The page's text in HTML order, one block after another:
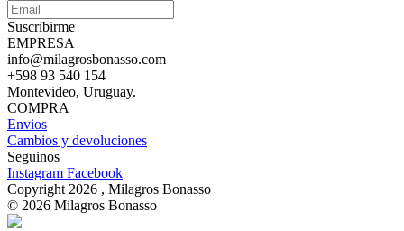
Suscribirme
EMPRESA
info@milagrosbonasso.com
+598 93 540 154
Montevideo, Uruguay.
COMPRA
Envios
Cambios y devoluciones
Seguinos
Instagram Facebook
Copyright 2026 , Milagros Bonasso
© 2026 Milagros Bonasso